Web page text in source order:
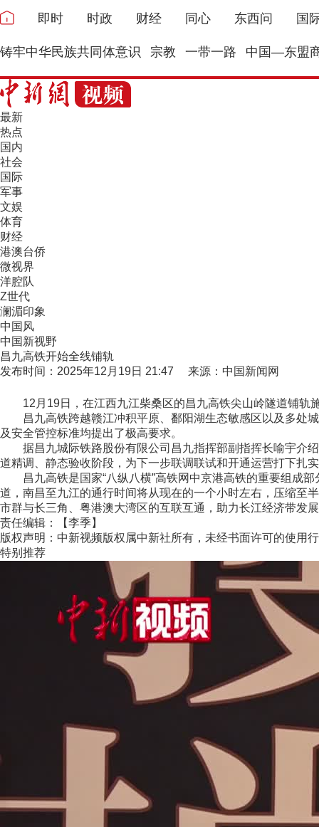
即时 时政 财经 同心 东西问 国
铸牢中华民族共同体意识 宗教 一带一路 中国—东盟
最新
热点
国内
社会
国际
军事
文娱
体育
财经
港澳台侨
微视界
洋腔队
Z世代
澜湄印象
中国风
中国新视野
昌九高铁开始全线铺轨
发布时间：2025年12月19日 21:47 来源：中国新闻网
12月19日，在江西九江柴桑区的昌九高铁尖山岭隧道铺轨
昌九高铁跨越赣江冲积平原、鄱阳湖生态敏感区以及多处城
及安全管控标准均提出了极高要求。
据昌九城际铁路股份有限公司昌九指挥部副指挥长喻宇介绍
道精调、静态验收阶段，为下一步联调联试和开通运营打下扎
昌九高铁是国家“八纵八横”高铁网中京港高铁的重要组成部
道，南昌至九江的通行时间将从现在的一个小时左右，压缩至
市群与长三角、粤港澳大湾区的互联互通，助力长江经济带发
责任编辑：【李季】
版权声明：中新视频版权属中新社所有，未经书面许可的使用
特别推荐